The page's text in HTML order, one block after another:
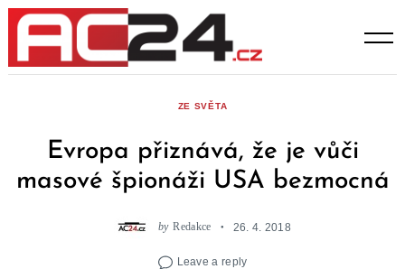
Skip
content
ZE SVĚTA
Evropa přiznává, že je vůči
masové špionáži USA bezmocná
by Redakce 26. 4. 2018
Leave a reply